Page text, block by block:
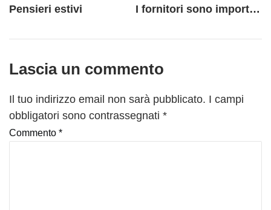
Pensieri estivi I fornitori sono importanti tanto quanto un cliente. Anzi, a volte addirittura di più
Lascia un commento
Il tuo indirizzo email non sarà pubblicato. I campi
obbligatori sono contrassegnati *
Commento *